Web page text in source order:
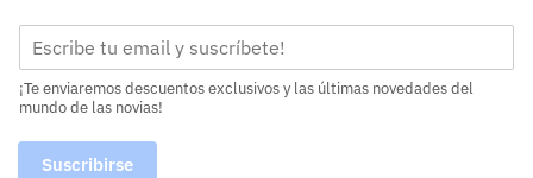
¡Te enviaremos descuentos exclusivos y las últimas novedades del
mundo de las novias!
Suscribirse